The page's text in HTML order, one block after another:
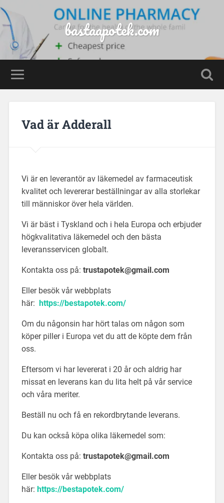
bastaapotek.com
Vad är Adderall
Vi är en leverantör av läkemedel av farmaceutisk
kvalitet och levererar beställningar av alla storlekar
till människor över hela världen.
Vi är bäst i Tyskland och i hela Europa och erbjuder
högkvalitativa läkemedel och den bästa
leveransservicen globalt.
Kontakta oss på: trustapotek@gmail.com
Eller besök vår webbplats
här: https://bestapotek.com/
Om du någonsin har hört talas om någon som
köper piller i Europa vet du att de köpte dem från
oss.
Eftersom vi har levererat i 20 år och aldrig har
missat en leverans kan du lita helt på vår service
och våra meriter.
Beställ nu och få en rekordbrytande leverans.
Du kan också köpa olika läkemedel som:
Kontakta oss på: trustapotek@gmail.com
Eller besök vår webbplats
här: https://bestapotek.com/